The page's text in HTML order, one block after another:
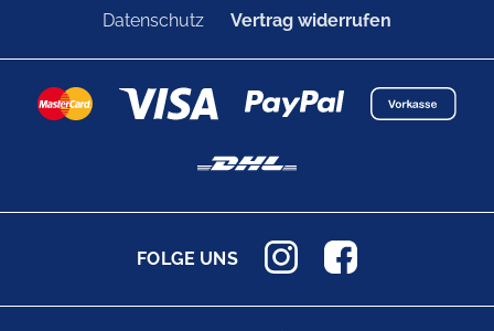
Datenschutz Vertrag widerrufen
FOLGE UNS